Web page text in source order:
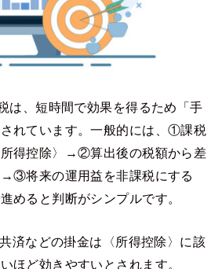
は、短時間で効果を得るため「手
れています。一般的には、①課税
所得控除〉→②算出後の税額から差
→③将来の運用益を非課税にする
めると判断がシンプルです。
済などの掛金は〈所得控除〉に該
ほど効きやすいとされます。